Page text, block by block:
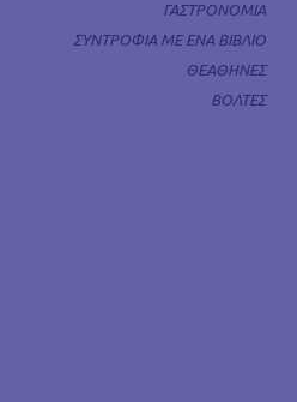
ΓΑΣΤΡΟΝΟΜΙΑ
ΣΥΝΤΡΟΦΙΑ ΜΕ ΕΝΑ ΒΙΒΛΙΟ
ΘΕΑΘΗΝΕΣ
ΒΟΛΤΕΣ